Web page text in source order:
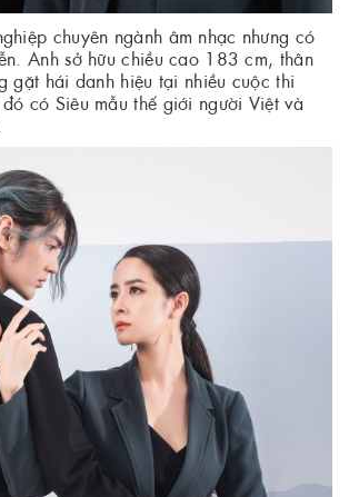
chuyên ngành âm nhạc nhưng có
Anh sở hữu chiều cao 183 cm, thân
gặt hái danh hiệu tại nhiều cuộc thi
có Siêu mẫu thế giới người Việt và